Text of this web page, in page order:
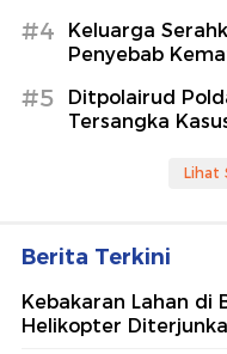
#4
Keluarga
Penyebab
#5
Ditpolairud
Tersangka
Lihat
Berita Terkini
Kebakaran Lahan di
Helikopter